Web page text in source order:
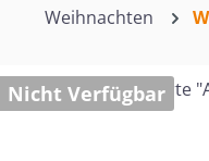
Weihnachten
Nicht Verfügbar
Bildergalerie